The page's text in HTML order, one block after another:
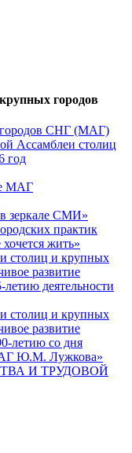
городов
городов СНГ (МАГ)
Ассамблеи столиц
год
МАГ
зеркале СМИ»
практик
жить»
столиц и крупных
развитие
деятельности
столиц и крупных
развитие
летию со дня
Ю.М. Лужкова»
И ТРУДОВОЙ